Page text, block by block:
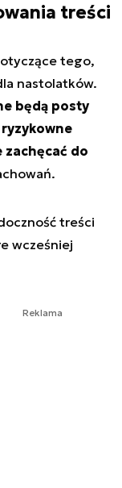
treści
tego,
nastolatków.
będą posty
zachęcać do
treści
wcześniej
Reklama